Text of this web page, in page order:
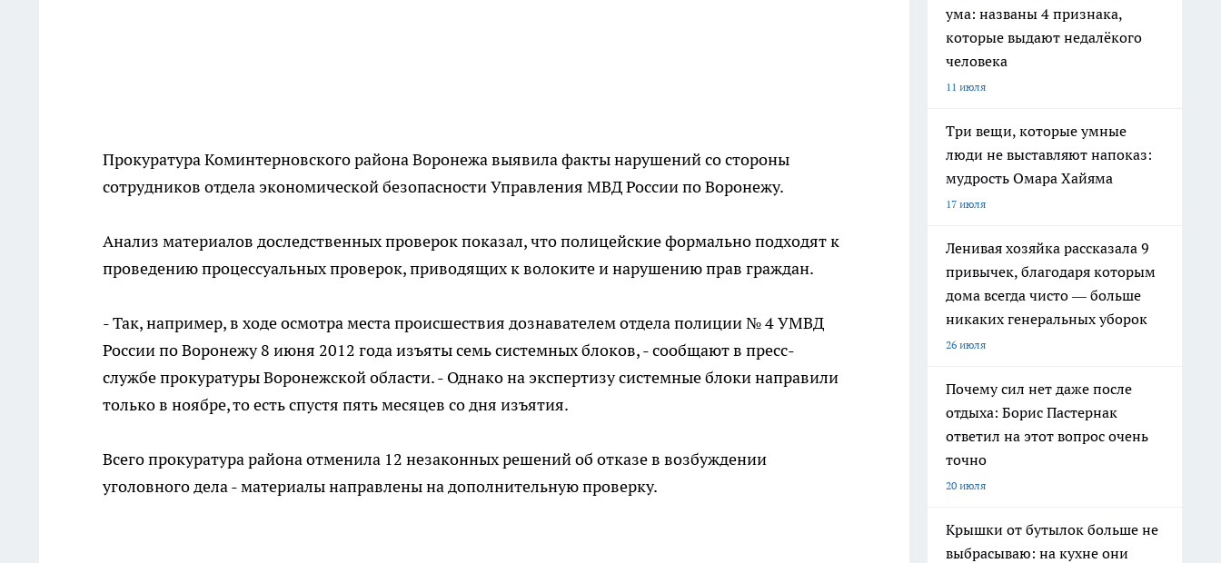
Прокуратура Коминтерновского района Воронежа выявила факты нарушений со стороны
сотрудников отдела экономической безопасности Управления МВД России по Воронежу.
Анализ материалов доследственных проверок показал, что полицейские формально подходят к
проведению процессуальных проверок, приводящих к волоките и нарушению прав граждан.
- Так, например, в ходе осмотра места происшествия дознавателем отдела полиции № 4 УМВД
России по Воронежу 8 июня 2012 года изъяты семь системных блоков, - сообщают в пресс-
службе прокуратуры Воронежской области. - Однако на экспертизу системные блоки направили
только в ноябре, то есть спустя пять месяцев со дня изъятия.
Всего прокуратура района отменила 12 незаконных решений об отказе в возбуждении
уголовного дела - материалы направлены на дополнительную проверку.
ума: названы 4 признака,
которые выдают недалёкого
человека
11 июля
Три вещи, которые умные
люди не выставляют напоказ:
мудрость Омара Хайяма
17 июля
Ленивая хозяйка рассказала 9
привычек, благодаря которым
дома всегда чисто — больше
никаких генеральных уборок
26 июля
Почему сил нет даже после
отдыха: Борис Пастернак
ответил на этот вопрос очень
точно
20 июля
Крышки от бутылок больше не
выбрасываю: на кухне они